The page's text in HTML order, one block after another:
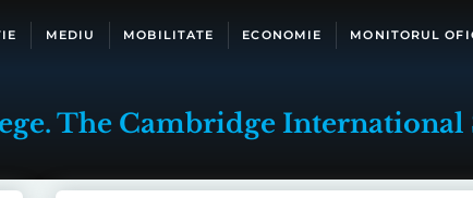
MEDIU MOBILITATE ECONOMIE MONITORUL
The Cambridge International